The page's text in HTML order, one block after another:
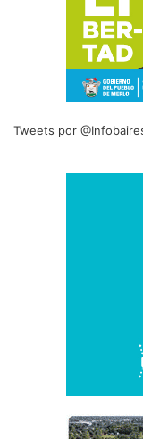
Tweets por